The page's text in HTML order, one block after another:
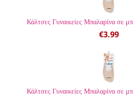
Κάλτσες Γυναικείες Μπαλαρίνα σε
€3.99
Κάλτσες Γυναικείες Μπαλαρίνα σε